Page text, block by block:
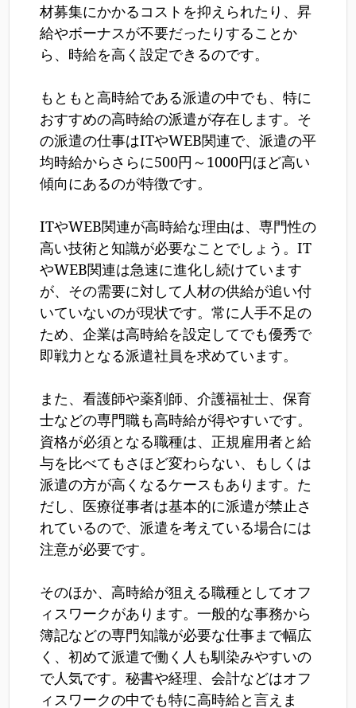
材募集にかかるコストを抑えられたり、昇
給やボーナスが不要だったりすることか
ら、時給を高く設定できるのです。
もともと高時給である派遣の中でも、特に
おすすめの高時給の派遣が存在します。そ
の派遣の仕事はITやWEB関連で、派遣の平
均時給からさらに500円～1000円ほど高い
傾向にあるのが特徴です。
ITやWEB関連が高時給な理由は、専門性の
高い技術と知識が必要なことでしょう。IT
やWEB関連は急速に進化し続けています
が、その需要に対して人材の供給が追い付
いていないのが現状です。常に人手不足の
ため、企業は高時給を設定してでも優秀で
即戦力となる派遣社員を求めています。
また、看護師や薬剤師、介護福祉士、保育
士などの専門職も高時給が得やすいです。
資格が必須となる職種は、正規雇用者と給
与を比べてもさほど変わらない、もしくは
派遣の方が高くなるケースもあります。た
だし、医療従事者は基本的に派遣が禁止さ
れているので、派遣を考えている場合には
注意が必要です。
そのほか、高時給が狙える職種としてオフ
ィスワークがあります。一般的な事務から
簿記などの専門知識が必要な仕事まで幅広
く、初めて派遣で働く人も馴染みやすいの
で人気です。秘書や経理、会計などはオフ
ィスワークの中でも特に高時給と言えま